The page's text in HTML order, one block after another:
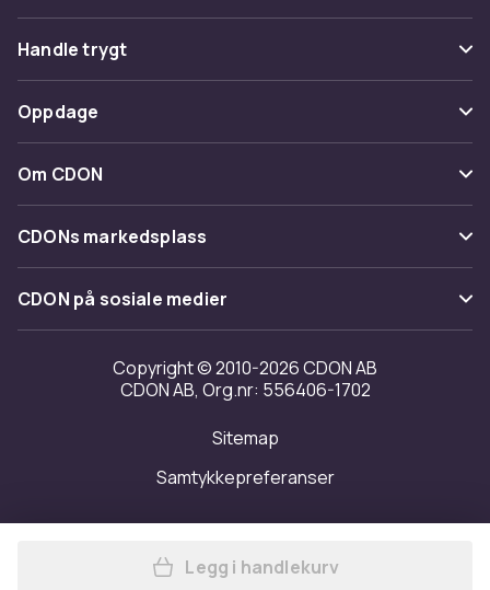
Vanlige spørsmål
Spor pakke
Angre & returner her
Kontakt oss
Handle trygt
Betaling
Levering
Tilbakekallinger
Oppdage
Kategorier
Varemerker
Om CDON
Om oss
Kundeanmeldelser
Jobbe på CDON
Investor relations
Tilgjengelighet
CDONs markedsplass
Merchant Help Center
CDON på sosiale medier
Copyright © 2010-2026 CDON AB
CDON AB, Org.nr: 556406-1702
Sitemap
Samtykkepreferanser
Legg Lenker Adrianne -
Legg i handlekurv